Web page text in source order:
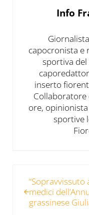
Info
capocronista e
sportiva
inserto
Collaboratore
ore,
sportive
medici
grassinese